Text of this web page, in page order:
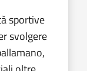
sportive
svolgere